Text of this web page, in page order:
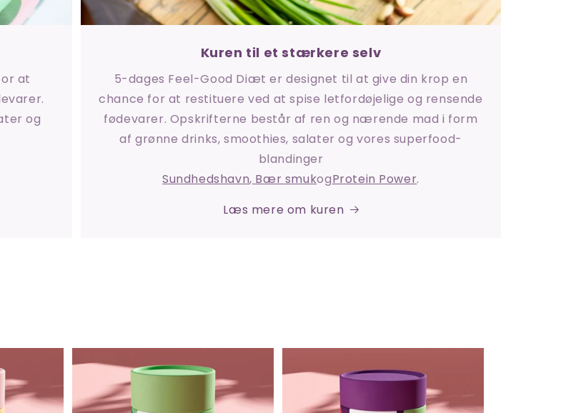
at
og
Kuren til et stærkere selv
5-dages Feel-Good Diæt er designet til at give din krop en
chance for at restituere ved at spise letfordøjelige og rensende
fødevarer. Opskrifterne består af ren og nærende mad i form
af grønne drinks, smoothies, salater og vores superfood-
blandinger
Sundhedshavn, Bær smukogProtein Power.
Læs mere om kuren